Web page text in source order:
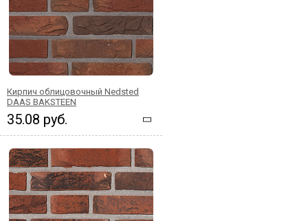
Кирпич облицовочный Nedsted
DAAS BAKSTEEN
35.08 руб.